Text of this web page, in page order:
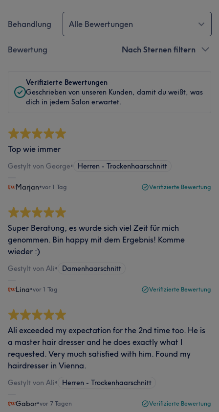
Behandlung Alle Bewertungen
Bewertung Nach Sternen filtern
Verifizierte Bewertungen
Geschrieben von unseren Kunden, damit du weißt, was
dich in jedem Salon erwartet.
Top wie immer
Gestylt von George• Herren - Trockenhaarschnitt
Marjan•vor 1 Tag Verifizierte Bewertung
Super Beratung, es wurde sich viel Zeit für mich
genommen. Bin happy mit dem Ergebnis! Komme
wieder :)
Gestylt von Ali• Damenhaarschnitt
Lina•vor 1 Tag Verifizierte Bewertung
Ali exceeded my expectation for the 2nd time too. He is
a master hair dresser and he does exactly what I
requested. Very much satisfied with him. Found my
hairdresser in Vienna.
Gestylt von Ali• Herren - Trockenhaarschnitt
Gabor•vor 7 Tagen Verifizierte Bewertung